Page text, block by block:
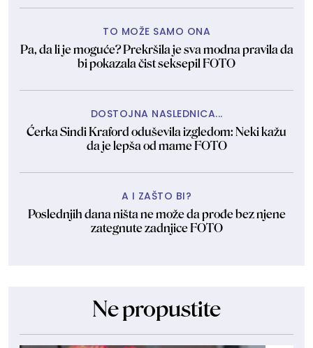
TO MOŽE SAMO ONA
Pa, da li je moguće? Prekršila je sva modna pravila da
bi pokazala čist seksepil FOTO
DOSTOJNA NASLEDNICA...
Ćerka Sindi Kraford oduševila izgledom: Neki kažu
da je lepša od mame FOTO
A I ZAŠTO BI?
Poslednjih dana ništa ne može da prođe bez njene
zategnute zadnjice FOTO
Ne propustite